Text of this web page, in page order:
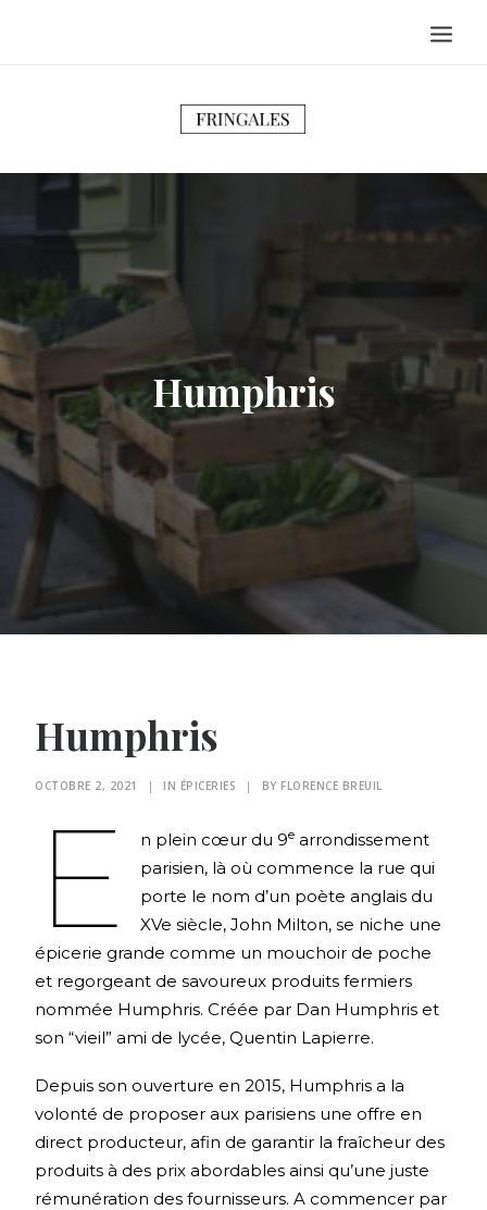
ADRESSES
RECETTES
VOYAGES
ESCAPADES
BONNES FEUILLES
A PROPOS
Humphris
Humphris
OCTOBRE 2, 2021 | IN ÉPICERIES | BY FLORENCE BREUIL
E n plein cœur du 9earrondissement
parisien, là où commence la rue qui
porte le nom d’un poète anglais du
XVe siècle, John Milton, se niche une
épicerie grande comme un mouchoir de poche
et regorgeant de savoureux produits fermiers
nommée Humphris. Créée par Dan Humphris et
son “vieil” ami de lycée, Quentin Lapierre.
Depuis son ouverture en 2015, Humphris a la
volonté de proposer aux parisiens une offre en
direct producteur, afin de garantir la fraîcheur des
produits à des prix abordables ainsi qu’une juste
rémunération des fournisseurs. A commencer par